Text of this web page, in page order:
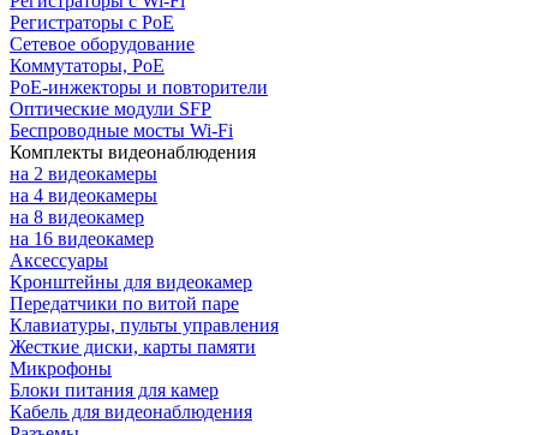
Регистраторы с PoE
Сетевое оборудование
Коммутаторы, PoE
PoE-инжекторы и повторители
Оптические модули SFP
Беспроводные мосты Wi-Fi
Комплекты видеонаблюдения
на 2 видеокамеры
на 4 видеокамеры
на 8 видеокамер
на 16 видеокамер
Аксессуары
Кронштейны для видеокамер
Передатчики по витой паре
Клавиатуры, пульты управления
Жесткие диски, карты памяти
Микрофоны
Блоки питания для камер
Кабель для видеонаблюдения